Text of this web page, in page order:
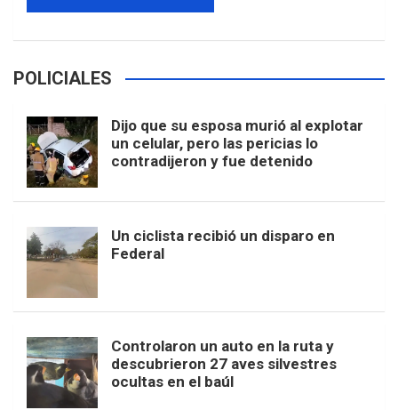
POLICIALES
Dijo que su esposa murió al explotar
un celular, pero las pericias lo
contradijeron y fue detenido
Un ciclista recibió un disparo en
Federal
Controlaron un auto en la ruta y
descubrieron 27 aves silvestres
ocultas en el baúl